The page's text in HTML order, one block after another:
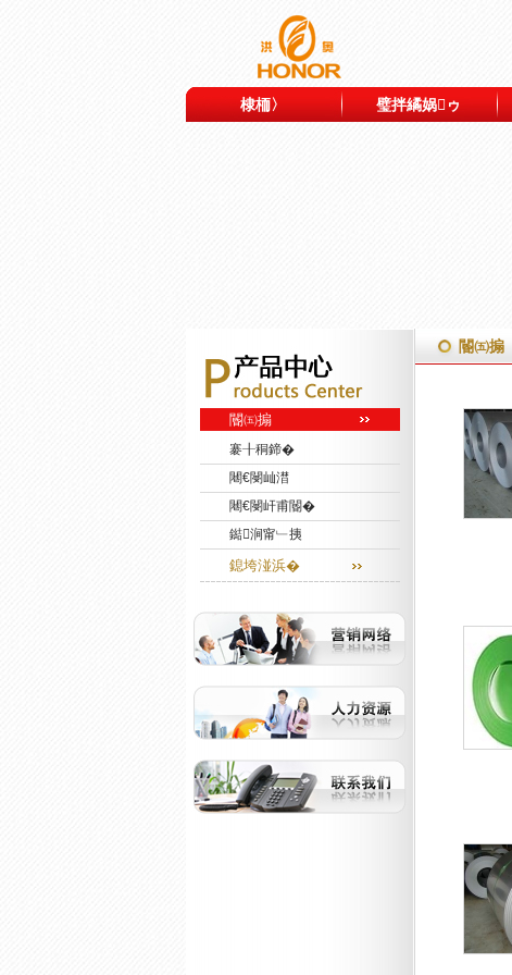
棣栭〉 璧拌繘娲ゥ
閽㈤搧
褰╂秱鍗�
闀€閿屾澘
闀€閿屽甫閽�
鐑涧甯﹂挗
鎴垮湴浜�
閽㈤搧